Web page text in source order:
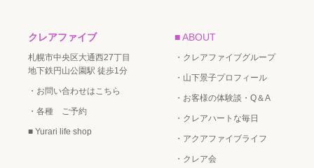
クレアファイブ
札幌市中央区大通西27丁目
地下鉄円山公園駅 徒歩1分
・お問い合わせはこちら
・各種 ご予約
■ Yurari life shop
■ ABOUT
・クレアファイブグループ
・山下景子プロフィール
・お客様の体験談・Q＆A
・クレアハートな毎日
・アクアファイブライフ
・クレア会